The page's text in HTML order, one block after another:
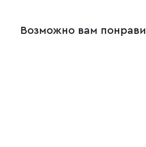
Возможно вам